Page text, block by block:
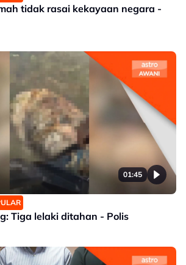
tidak rasai kekayaan negara -
01:45
Tiga lelaki ditahan - Polis